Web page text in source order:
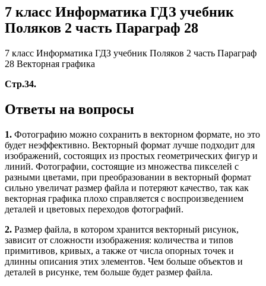
7 класс Информатика ГДЗ учебник
Поляков 2 часть Параграф 28
7 класс Информатика ГДЗ учебник Поляков 2 часть Параграф
28 Векторная графика
Стр.34.
Ответы на вопросы
1. Фотографию можно сохранить в векторном формате, но это
будет неэффективно. Векторный формат лучше подходит для
изображений, состоящих из простых геометрических фигур и
линий. Фотографии, состоящие из множества пикселей с
разными цветами, при преобразовании в векторный формат
сильно увеличат размер файла и потеряют качество, так как
векторная графика плохо справляется с воспроизведением
деталей и цветовых переходов фотографий.
2. Размер файла, в котором хранится векторный рисунок,
зависит от сложности изображения: количества и типов
примитивов, кривых, а также от числа опорных точек и
длинны описания этих элементов. Чем больше объектов и
деталей в рисунке, тем больше будет размер файла.